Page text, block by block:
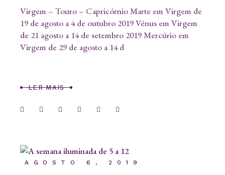
Virgem – Touro – Capricórnio Marte em Virgem de
19 de agosto a 4 de outubro 2019 Vénus em Virgem
de 21 agosto a 14 de setembro 2019 Mercúrio em
Virgem de 29 de agosto a 14 d
LER MAIS
AGOSTO 6, 2019